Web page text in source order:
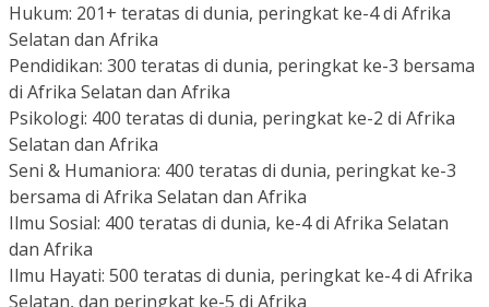
Hukum: 201+ teratas di dunia, peringkat ke-4 di Afrika
Selatan dan Afrika
Pendidikan: 300 teratas di dunia, peringkat ke-3 bersama
di Afrika Selatan dan Afrika
Psikologi: 400 teratas di dunia, peringkat ke-2 di Afrika
Selatan dan Afrika
Seni & Humaniora: 400 teratas di dunia, peringkat ke-3
bersama di Afrika Selatan dan Afrika
Ilmu Sosial: 400 teratas di dunia, ke-4 di Afrika Selatan
dan Afrika
Ilmu Hayati: 500 teratas di dunia, peringkat ke-4 di Afrika
Selatan, dan peringkat ke-5 di Afrika